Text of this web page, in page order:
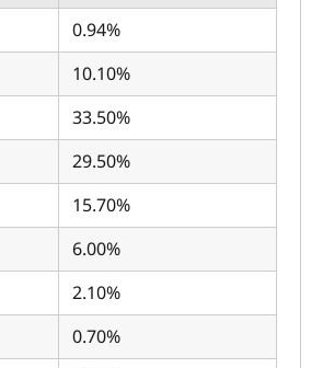
0.94%
10.10%
33.50%
29.50%
15.70%
6.00%
2.10%
0.70%